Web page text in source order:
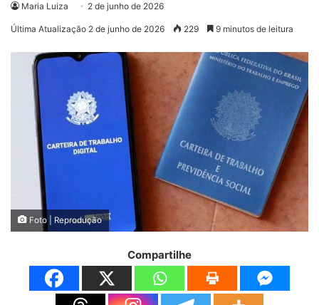
Maria Luiza 2 de junho de 2026
Última Atualização 2 de junho de 2026 229 9 minutos de leitura
Foto | Reprodução
Compartilhe